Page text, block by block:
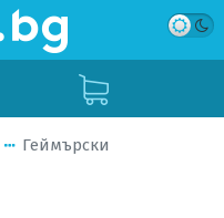
Геймърски